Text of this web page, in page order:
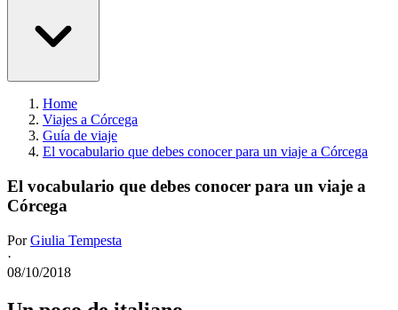
Home
Viajes a Córcega
Guía de viaje
El vocabulario que debes conocer para un viaje a Córcega
El vocabulario que debes conocer para un viaje a
Córcega
PorGiulia Tempesta
·
08/10/2018